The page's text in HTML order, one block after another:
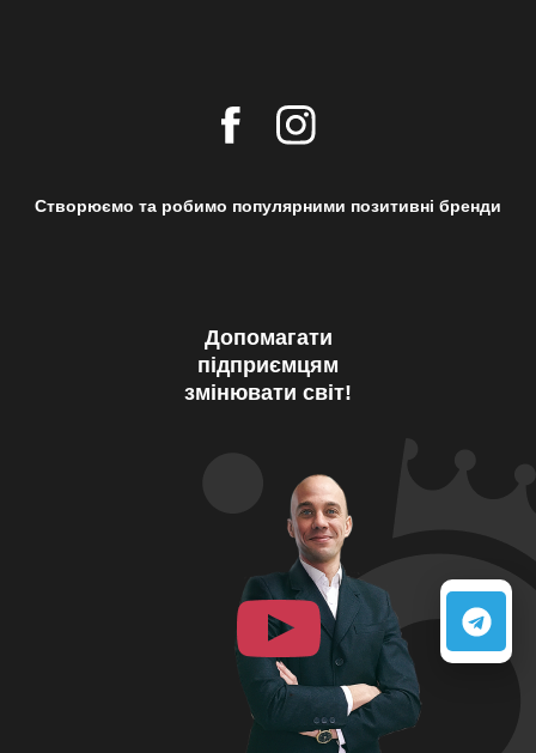
Створюємо та робимо популярними позитивні бренди
Допомагати
підприємцям
змінювати світ!